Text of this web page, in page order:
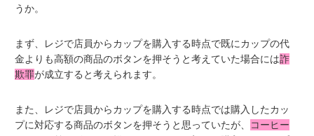
うか。
まず、レジで店員からカップを購入する時点で既にカップの代
金よりも高額の商品のボタンを押そうと考えていた場合には詐
欺罪が成立すると考えられます。
また、レジで店員からカップを購入する時点では購入したカッ
プに対応する商品のボタンを押そうと思っていたが、
コーヒー